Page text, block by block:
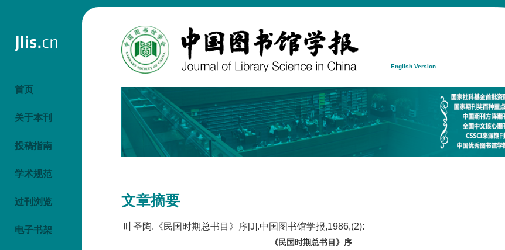
首页
关于本刊
投稿指南
学术规范
过刊浏览
电子书架
English Version
文章摘要
叶圣陶.《民国时期总书目》序[J].中国图书馆学报,1986,(2):
《民国时期总书目》序